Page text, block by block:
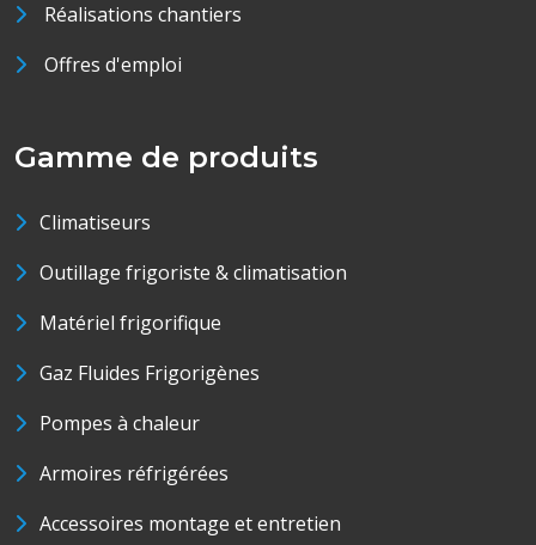
Réalisations chantiers
Offres d'emploi
Gamme de produits
Climatiseurs
Outillage frigoriste & climatisation
Matériel frigorifique
Gaz Fluides Frigorigènes
Pompes à chaleur
Armoires réfrigérées
Accessoires montage et entretien